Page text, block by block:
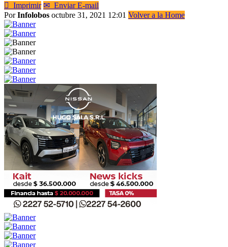
 Imprimir ✉ Enviar E-mail
PorInfolobos octubre 31, 2021 12:01 Volver a la Home